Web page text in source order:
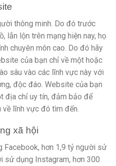
thông minh. Do đó trước
lẫn lộn trên mạng hiện nay, họ
chuyên môn cao. Do đó hãy
của bạn chỉ về một hoặc
sâu vào các lĩnh vực này với
độc đáo. Website của bạn
địa chỉ uy tín, đảm bảo để
lĩnh vực đó tìm đến.
xã hội
Facebook, hơn 1,9 tỷ người sử
sử dụng Instagram, hơn 300